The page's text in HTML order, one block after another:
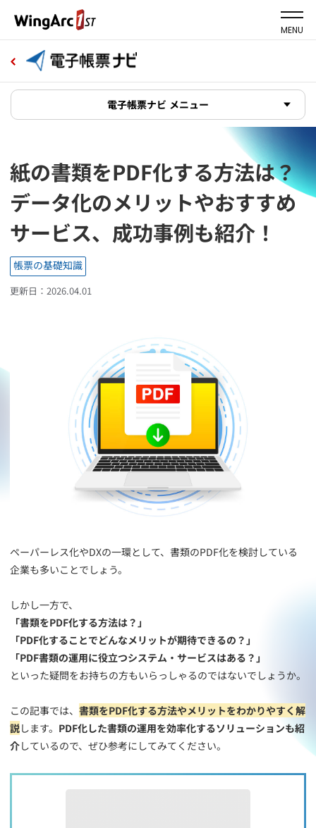
MENU
電子帳票ナビ メニュー
紙の書類をPDF化する方法は？
データ化のメリットやおすすめ
サービス、成功事例も紹介！
帳票の基礎知識
更新日：2026.04.01
ペーパーレス化やDXの一環として、書類のPDF化を検討している
企業も多いことでしょう。
しかし一方で、
「書類をPDF化する方法は？」
「PDF化することでどんなメリットが期待できるの？」
「PDF書類の運用に役立つシステム・サービスはある？」
といった疑問をお持ちの方もいらっしゃるのではないでしょうか。
この記事では、 書類をPDF化する方法やメリットをわかりやすく解
説します。 PDF化した書類の運用を効率化するソリューションも紹
介しているので、ぜひ参考にしてみてください。